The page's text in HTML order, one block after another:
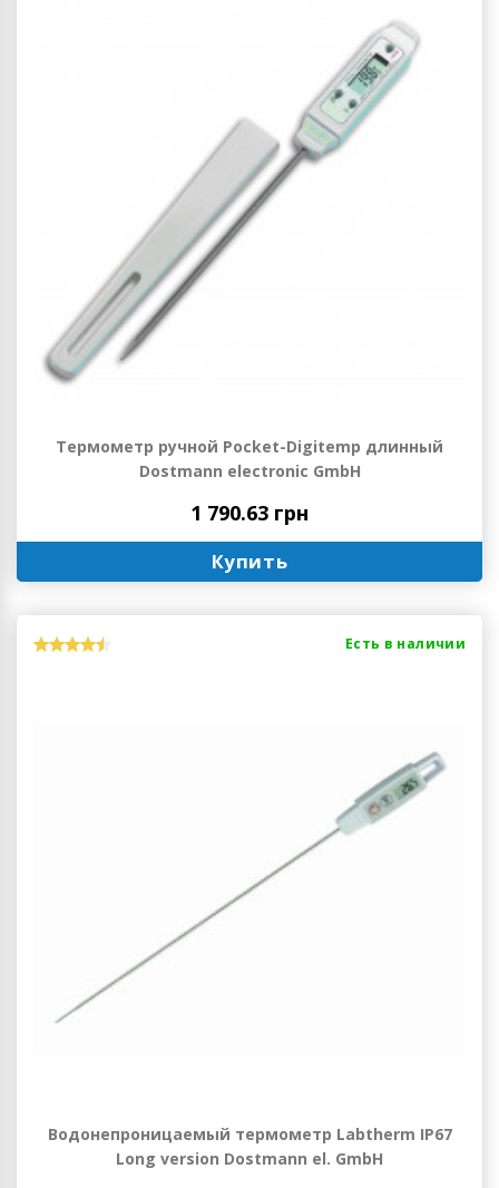
Термометр ручной Pocket-Digitemp длинный
Dostmann electronic GmbH
1 790.63 грн
Купить
Есть в наличии
Водонепроницаемый термометр Labtherm IP67
Long version Dostmann el. GmbH